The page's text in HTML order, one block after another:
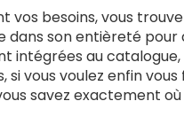
vos besoins, vous
dans son entièreté pour
intégrées au
si vous voulez enfin
savez exactement